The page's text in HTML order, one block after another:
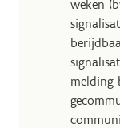
weken
melding